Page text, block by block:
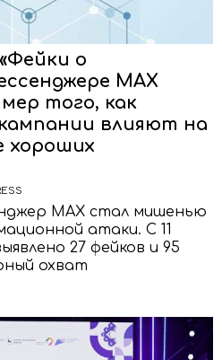
о
MAX
того, как
влияют на
хороших
MAX стал мишенью
атаки. С 11
27 фейков и 95
охват